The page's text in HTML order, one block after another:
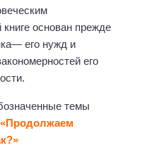
основан прежде
его нужд и
его
темы
«Продолжаем